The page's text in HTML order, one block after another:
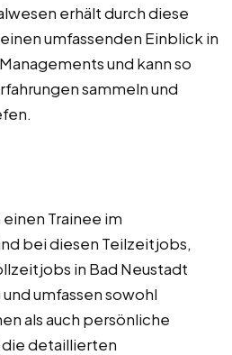
erhält durch diese
umfassenden Einblick in
und kann so
sammeln und
Trainee im
bei diesen Teilzeitjobs,
in Bad Neustadt
umfassen sowohl
als auch persönliche
die detaillierten